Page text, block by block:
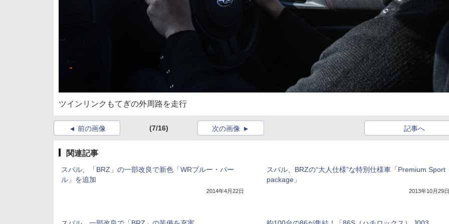
ツインリンクもてぎの外周路を走行
前の画像 (7/16) 記事へ
次の画像
関連記事
スバル、「BRZ」の一部改良で新色「WRブルー・パー
ル」を追加
2014年4月22日
スバル、BRZの“大人仕様”な特別仕様車「Premium Sport
package」
2013年10月29日